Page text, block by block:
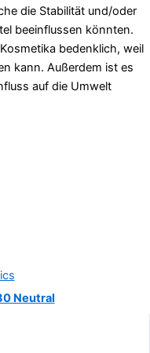
die Stabilität und/oder
beeinflussen könnten.
bedenklich, weil
kann. Außerdem ist es
auf die Umwelt
Neutral